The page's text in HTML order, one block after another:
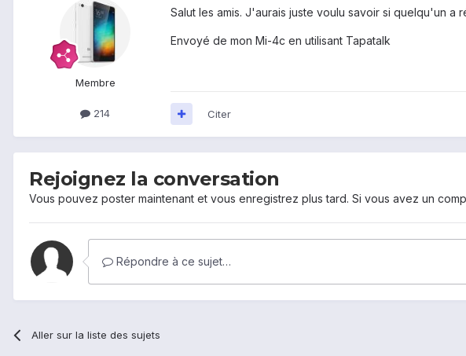
Membre
214
Salut les amis. J'aurais juste voulu savoir si quelqu'un a
Envoyé de mon Mi-4c en utilisant Tapatalk
Citer
Rejoignez la conversation
Vous pouvez poster maintenant et vous enregistrez plus tard. Si vous avez un
Répondre à ce sujet…
Aller sur la liste des sujets